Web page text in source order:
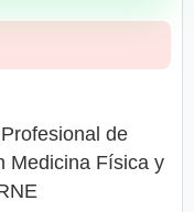
de
Medicina Física y